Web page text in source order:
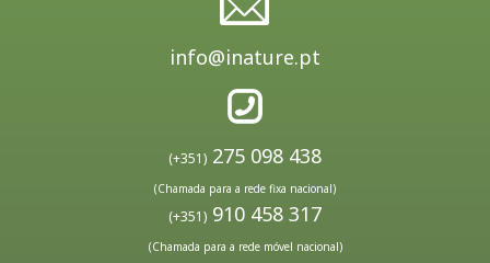
info@inature.pt
(+351) 275 098 438
(Chamada para a rede fixa nacional)
(+351) 910 458 317
(Chamada para a rede móvel nacional)